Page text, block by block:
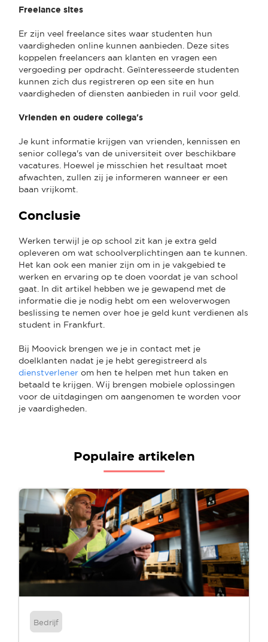
Freelance sites
Er zijn veel freelance sites waar studenten hun
vaardigheden online kunnen aanbieden. Deze sites
koppelen freelancers aan klanten en vragen een
vergoeding per opdracht. Geïnteresseerde studenten
kunnen zich dus registreren op een site en hun
vaardigheden of diensten aanbieden in ruil voor geld.
Vrienden en oudere collega's
Je kunt informatie krijgen van vrienden, kennissen en
senior collega's van de universiteit over beschikbare
vacatures. Hoewel je misschien het resultaat moet
afwachten, zullen zij je informeren wanneer er een
baan vrijkomt.
Conclusie
Werken terwijl je op school zit kan je extra geld
opleveren om wat schoolverplichtingen aan te kunnen.
Het kan ook een manier zijn om in je vakgebied te
werken en ervaring op te doen voordat je van school
gaat. In dit artikel hebben we je gewapend met de
informatie die je nodig hebt om een weloverwogen
beslissing te nemen over hoe je geld kunt verdienen als
student in Frankfurt.
Bij Moovick brengen we je in contact met je
doelklanten nadat je je hebt geregistreerd als
dienstverlener om hen te helpen met hun taken en
betaald te krijgen. Wij brengen mobiele oplossingen
voor de uitdagingen om aangenomen te worden voor
je vaardigheden.
Populaire artikelen
Bedrijf